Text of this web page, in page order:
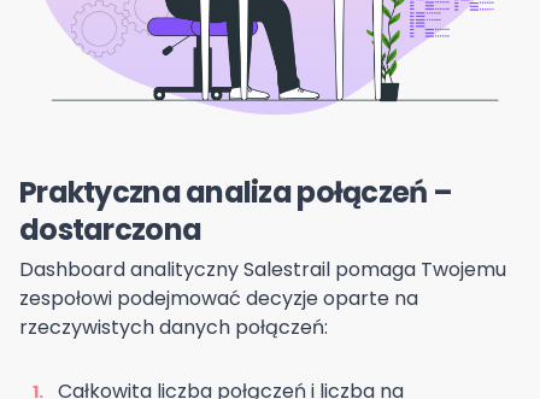
Praktyczna analiza połączeń –
dostarczona
Dashboard analityczny Salestrail pomaga Twojemu
zespołowi podejmować decyzje oparte na
rzeczywistych danych połączeń:
Całkowita liczba połączeń i liczba na